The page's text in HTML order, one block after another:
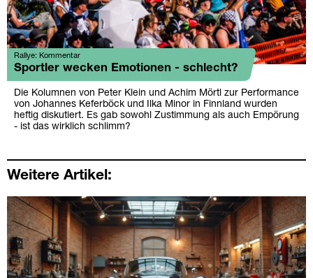
Rallye: Kommentar
Sportler wecken Emotionen - schlecht?
Die Kolumnen von Peter Klein und Achim Mörtl zur Performance
von Johannes Keferböck und Ilka Minor in Finnland wurden
heftig diskutiert. Es gab sowohl Zustimmung als auch Empörung
- ist das wirklich schlimm?
Weitere Artikel: